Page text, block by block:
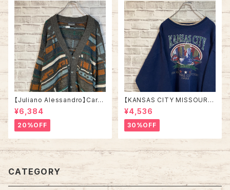
【Juliano Alessandro】Cardi
gan L Made in ITALY “EUR
O LINE” カーディガン 総柄 ウ
ール混合 イタリア製 ユーロライ
ン ヨーロッパ 古着
¥6,384
20%OFF
【KANSAS CITY MISSOURI】
L/S Sweat/Trainer XXL 90s
スウェット トレーナー 教育団体
カンザスシティ ミズーリ州 USA
規格 アメリカ USA 古着
¥4,536
30%OFF
CATEGORY